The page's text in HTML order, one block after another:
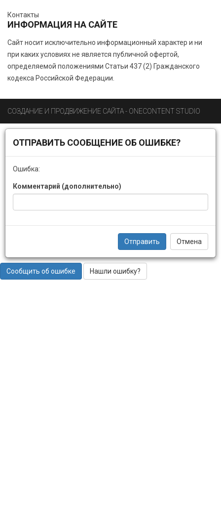
Контакты
ИНФОРМАЦИЯ НА САЙТЕ
Сайт носит исключительно информационный характер и ни
при каких условиях не является публичной офертой,
определяемой положениями Статьи 437 (2) Гражданского
кодекса Российской Федерации.
СОЗДАНИЕ И ПРОДВИЖЕНИЕ САЙТА - ONECONTENT STUDIO
ОТПРАВИТЬ СООБЩЕНИЕ ОБ ОШИБКЕ?
Ошибка:
Комментарий (дополнительно)
Отправить Отмена
Сообщить об ошибке Нашли ошибку?